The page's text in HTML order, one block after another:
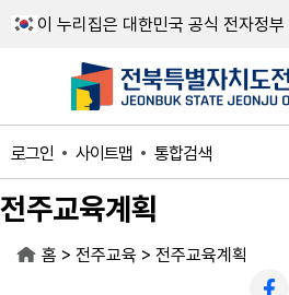
이 누리집은 대한민국 공식 전자정
로그인 사이트맵 통합검색
전주교육계획
홈 > 전주교육 > 전주교육계획